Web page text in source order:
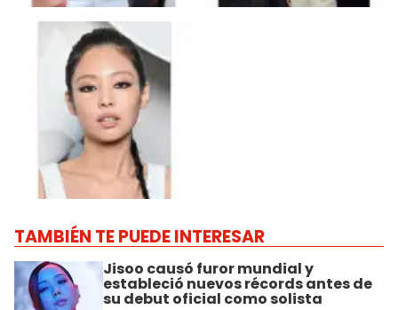
TAMBIÉN TE PUEDE INTERESAR
Jisoo causó furor mundial y
estableció nuevos récords antes de
su debut oficial como solista